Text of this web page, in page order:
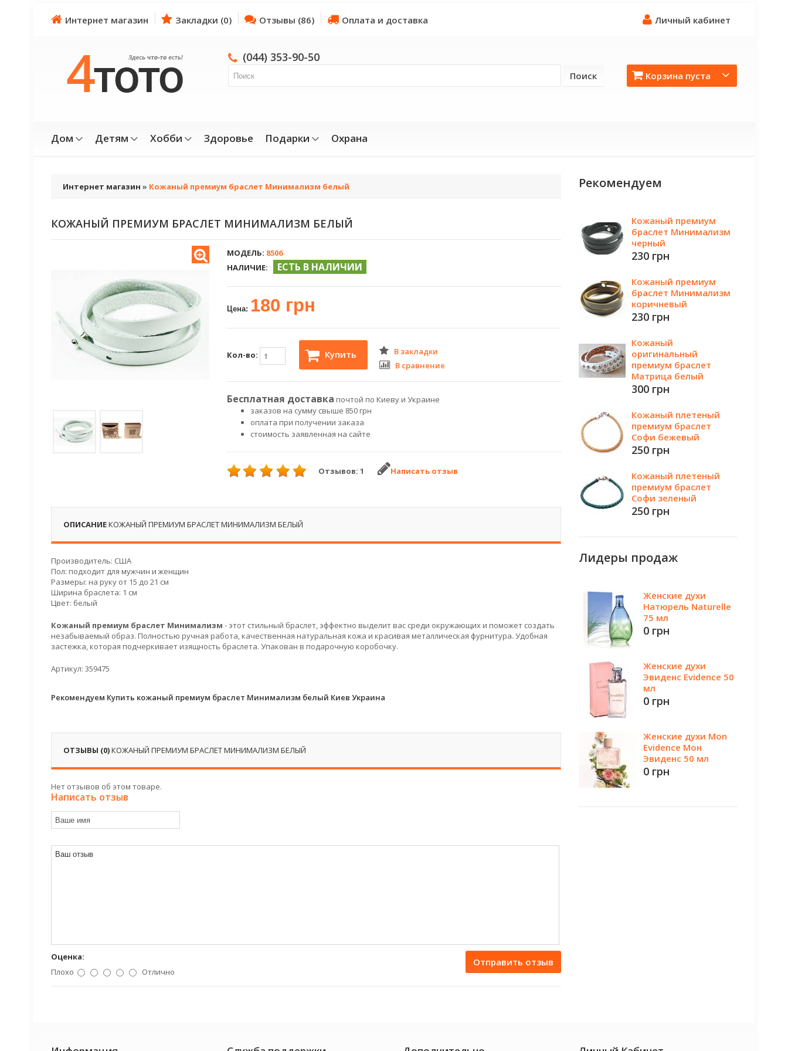
Интернет магазин Закладки (0) Отзывы (86) Оплата и доставка Личный кабинет
Корзина пуста
(044) 353-90-50
Поиск
Дом Детям Хобби Здоровье Подарки Охрана
Интернет магазин » Кожаный премиум браслет Минимализм белый
КОЖАНЫЙ ПРЕМИУМ БРАСЛЕТ МИНИМАЛИЗМ БЕЛЫЙ
МОДЕЛЬ: 8506
НАЛИЧИЕ:
ЕСТЬ В НАЛИЧИИ
Цена: 180 грн
Кол-во: Купить
В закладки
В сравнение
Бесплатная доставка почтой по Киеву и Украине
заказов на сумму свыше 850 грн
оплата при получении заказа
стоимость заявленная на сайте
Отзывов: 1 Написать отзыв
ОПИСАНИЕКОЖАНЫЙ ПРЕМИУМ БРАСЛЕТ МИНИМАЛИЗМ БЕЛЫЙ
Производитель: США
Пол: подходит для мужчин и женщин
Размеры: на руку от 15 до 21 см
Ширина браслета: 1 см
Цвет: белый
Кожаный премиум браслет Минимализм - этот стильный браслет, эффектно выделит вас среди окружающих и поможет создать
незабываемый образ. Полностью ручная работа, качественная натуральная кожа и красивая металлическая фурнитура. Удобная
застежка, которая подчеркивает изящность браслета. Упакован в подарочную коробочку.
Артикул: 359475
Рекомендуем Купить кожаный премиум браслет Минимализм белый Киев Украина
ОТЗЫВЫ (0)КОЖАНЫЙ ПРЕМИУМ БРАСЛЕТ МИНИМАЛИЗМ БЕЛЫЙ
Нет отзывов об этом товаре.
Написать отзыв
Отправить отзыв
Оценка:
Плохо
Отлично
Рекомендуем
Кожаный премиум
браслет Минимализм
черный
230 грн
Кожаный премиум
браслет Минимализм
коричневый
230 грн
Кожаный
оригинальный
премиум браслет
Матрица белый
300 грн
Кожаный плетеный
премиум браслет
Софи бежевый
250 грн
Кожаный плетеный
премиум браслет
Софи зеленый
250 грн
Лидеры продаж
Женские духи
Натюрель Naturelle
75 мл
0 грн
Женские духи
Эвиденс Evidence 50
мл
0 грн
Женские духи Mon
Evidence Мон
Эвиденс 50 мл
0 грн